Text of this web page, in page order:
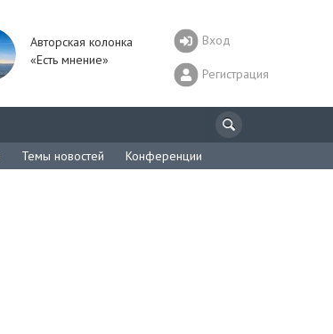
Авторская колонка
«Есть мнение»
Вход
Регистрация
Темы новостей Конференции